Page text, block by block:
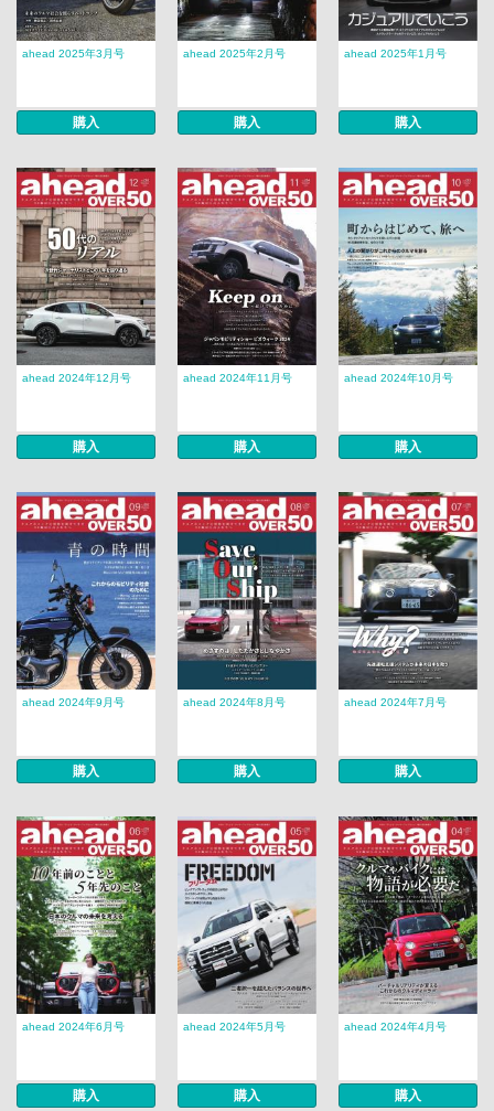
ahead 2025年3月号
購入
ahead 2025年2月号
購入
ahead 2025年1月号
購入
ahead 2024年12月号
購入
ahead 2024年11月号
購入
ahead 2024年10月号
購入
ahead 2024年9月号
購入
ahead 2024年8月号
購入
ahead 2024年7月号
購入
ahead 2024年6月号
購入
ahead 2024年5月号
購入
ahead 2024年4月号
購入